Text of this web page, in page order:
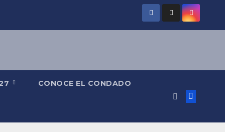
CONOCE EL CONDADO